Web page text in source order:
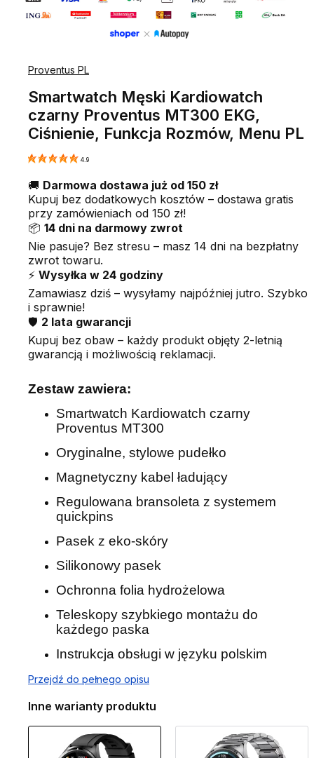
Proventus PL
Smartwatch Męski Kardiowatch
czarny Proventus MT300 EKG,
Ciśnienie, Funkcja Rozmów, Menu PL
4.9
🚚 Darmowa dostawa już od 150 zł
Kupuj bez dodatkowych kosztów – dostawa gratis
przy zamówieniach od 150 zł!
📦 14 dni na darmowy zwrot
Nie pasuje? Bez stresu – masz 14 dni na bezpłatny
zwrot towaru.
⚡ Wysyłka w 24 godziny
Zamawiasz dziś – wysyłamy najpóźniej jutro. Szybko
i sprawnie!
🛡️ 2 lata gwarancji
Kupuj bez obaw – każdy produkt objęty 2-letnią
gwarancją i możliwością reklamacji.
Zestaw zawiera:
Smartwatch Kardiowatch czarny
Proventus MT300
Oryginalne, stylowe pudełko
Magnetyczny kabel ładujący
Regulowana bransoleta z systemem
quickpins
Pasek z eko-skóry
Silikonowy pasek
Ochronna folia hydrożelowa
Teleskopy szybkiego montażu do
każdego paska
Instrukcja obsługi w języku polskim
Przejdź do pełnego opisu
Inne warianty produktu